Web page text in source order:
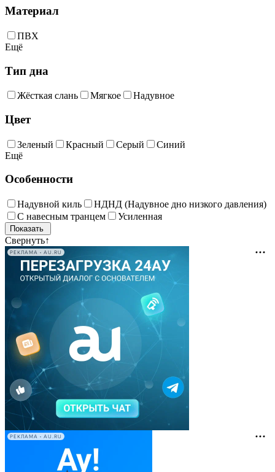
Материал
ПВХ
Ещё
Тип дна
Жёсткая слань Мягкое Надувное
Цвет
Зеленый Красный Серый
Синий
Ещё
Особенности
Надувной киль
НДНД (Надувное дно низкого давления)
С навесным транцем
Усиленная
Свернуть↑
РЕКЛАМА • AU.RU
РЕКЛАМА • AU.RU